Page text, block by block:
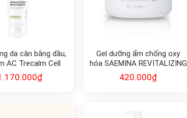
da cân bằng dầu,
AC Trecalm Cell
Fushion C₫
Gel dưỡng ẩm chống oxy
hóa SAEMINA REVITALIZING
SIGNAL
420.000₫